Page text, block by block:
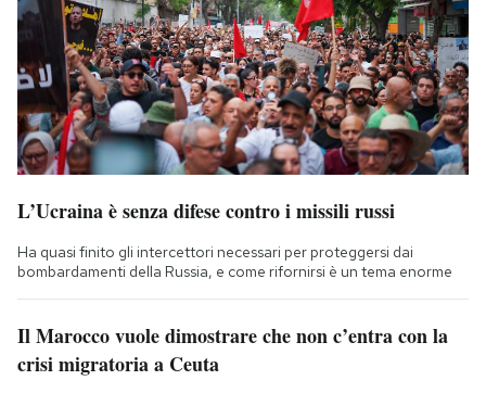
L’Ucraina è senza difese contro i missili russi
Ha quasi finito gli intercettori necessari per proteggersi dai
bombardamenti della Russia, e come rifornirsi è un tema enorme
Il Marocco vuole dimostrare che non c’entra con la
crisi migratoria a Ceuta